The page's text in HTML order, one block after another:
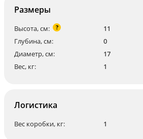
Размеры
Высота, см: ?
11
Глубина, см:
0
Диаметр, см:
17
Вес, кг:
1
Логистика
Вес коробки, кг: 1